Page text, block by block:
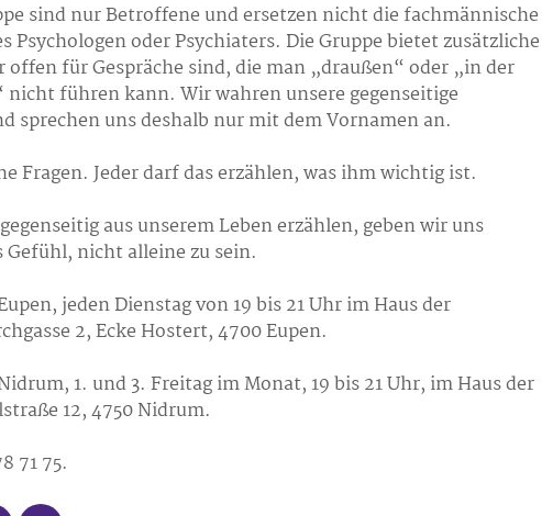
sind nur Betroffene und ersetzen nicht die fachmännische
Psychologen oder Psychiaters. Die Gruppe bietet zusätzliche
für Gespräche sind, die man „draußen“ oder „in der
nicht führen kann. Wir wahren unsere gegenseitige
sprechen uns deshalb nur mit dem Vornamen an.
Fragen. Jeder darf das erzählen, was ihm wichtig ist.
aus unserem Leben erzählen, geben wir uns
Gefühl, nicht alleine zu sein.
jeden Dienstag von 19 bis 21 Uhr im Haus der
2, Ecke Hostert, 4700 Eupen.
1. und 3. Freitag im Monat, 19 bis 21 Uhr, im Haus der
12, 4750 Nidrum.
71 75.